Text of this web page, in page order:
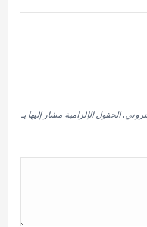
الحقول الإلزامية مشار إليها بـ